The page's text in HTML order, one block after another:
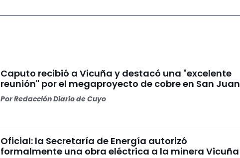
Caputo recibió a Vicuña y destacó una "excelente
reunión" por el megaproyecto de cobre en San Juan
PorRedacción Diario de Cuyo
Oficial: la Secretaría de Energía autorizó
formalmente una obra eléctrica a la minera Vicuña